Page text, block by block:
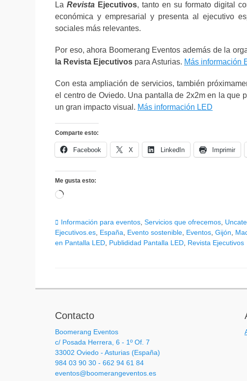
LaRevista Ejecutivos, tanto en su formato digital
económica y empresarial y presenta al ejecutivo
sociales más relevantes.
Por eso, ahora Boomerang Eventos además de la
la Revista Ejecutivos para Asturias. Más información
Con esta ampliación de servicios, también
el centro de Oviedo. Una pantalla de 2x2m en la que
un gran impacto visual. Más información LED
Comparte esto:
Facebook X LinkedIn Imprimir
Me gusta esto:
Cargando...
Categorias
Información para eventos Servicios que ofrecemos
Ejecutivos.es España Evento sostenible Eventos Gijón
en Pantalla LED Publididad Pantalla LED Revista Ejecutivos
Contacto
Boomerang Eventos
c/ Posada Herrera, 6 - 1º Of. 7
33002 Oviedo - Asturias (España)
984 03 90 30 - 662 94 61 84
eventos@boomerangeventos.es